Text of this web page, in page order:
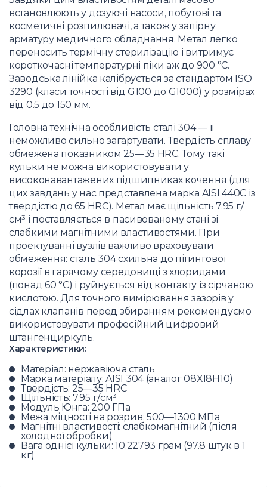
встановлюють у дозуючі насоси, побутові та
косметичні розпилювачі, а також у запірну
арматуру медичного обладнання. Метал легко
переносить термічну стерилізацію і витримує
короткочасні температурні піки аж до 900 °C.
Заводська лінійка калібрується за стандартом ISO
3290 (класи точності від G100 до G1000) у розмірах
від 0.5 до 150 мм.
Головна технічна особливість сталі 304 — її
неможливо сильно загартувати. Твердість сплаву
обмежена показником 25—35 HRC. Тому такі
кульки не можна використовувати у
високонавантажених підшипниках кочення (для
цих завдань у нас представлена марка AISI 440C із
твердістю до 65 HRC). Метал має щільність 7.95 г/
см³ і поставляється в пасивованому стані зі
слабкими магнітними властивостями. При
проектуванні вузлів важливо враховувати
обмеження: сталь 304 схильна до пітингової
корозії в гарячому середовищі з хлоридами
(понад 60 °C) і руйнується від контакту із сірчаною
кислотою. Для точного вимірювання зазорів у
сідлах клапанів перед збиранням рекомендуємо
використовувати професійний цифровий
штангенциркуль.
Характеристики:
Матеріал: нержавіюча сталь
Марка матеріалу: AISI 304 (аналог 08Х18Н10)
Твердість: 25—35 HRC
Щільність: 7.95 г/см³
Модуль Юнга: 200 ГПа
Межа міцності на розрив: 500—1300 МПа
Магнітні властивості: слабкомагнітний (після
холодної обробки)
Вага однієї кульки: 10.22793 грам (97.8 штук в 1
кг)